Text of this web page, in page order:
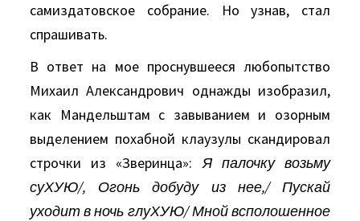
самиздатовское собрание. Но узнав, стал
спрашивать.
В ответ на мое проснувшееся любопытство
Михаил Александрович однажды изобразил,
как Мандельштам с завыванием и озорным
выделением похабной клаузулы скандировал
строчки из «Зверинца»:Я палочку возьму
суХУЮ/, Огонь добуду из нее,/ Пускай
уходит в ночь глуХУЮ/ Мной всполошенное